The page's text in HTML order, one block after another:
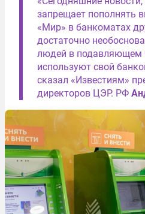
запрещает пополнять
«Мир» в банкоматах
достаточно
людей в подавляющем
используют свой
сказал «Известиям»
директоров ЦЭР. РФ